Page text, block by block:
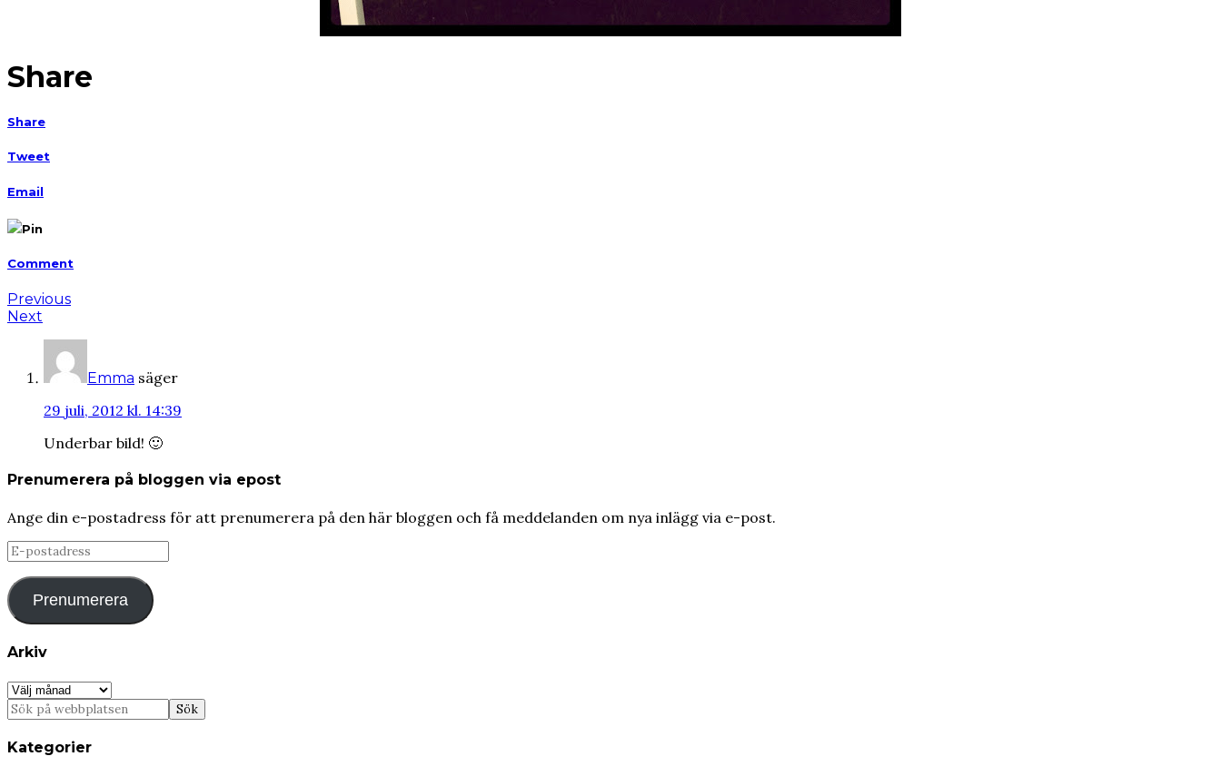
Share
Share
Tweet
Email
Pin
Comment
Previous
Next
Emma säger
29 juli, 2012 kl. 14:39
Underbar bild! 🙂
Prenumerera på bloggen via epost
Ange din e-postadress för att prenumerera på den här bloggen och få meddelanden om nya inlägg via e-post.
E-
postadress
Prenumerera
Arkiv
Arkiv
Kategorier